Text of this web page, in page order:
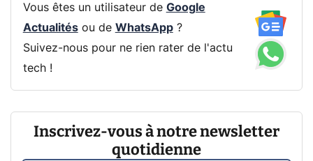
Vous êtes un utilisateur de Google
Actualitésou de WhatsApp?
Suivez-nous pour ne rien rater de l'actu
tech !
Inscrivez-vous à notre newsletter
quotidienne